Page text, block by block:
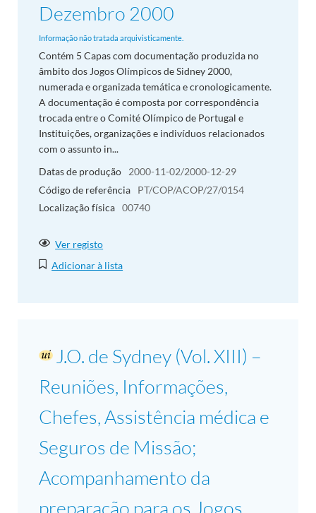
Dezembro 2000
Informação não tratada arquivisticamente.
Contém 5 Capas com documentação produzida no
âmbito dos Jogos Olímpicos de Sidney 2000,
numerada e organizada temática e cronologicamente.
A documentação é composta por correspondência
trocada entre o Comité Olímpico de Portugal e
Instituições, organizações e indivíduos relacionados
com o assunto in...
Datas de produção
2000-11-02/2000-12-29
Código de referência
PT/COP/ACOP/27/0154
Localização física 00740
Ver registo
Adicionar à lista
J.O. de Sydney (Vol. XIII) –
Reuniões, Informações,
Chefes, Assistência médica e
Seguros de Missão;
Acompanhamento da
preparação para os Jogos